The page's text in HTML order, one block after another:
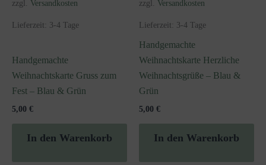
zzgl. Versandkosten
Lieferzeit: 3-4 Tage
Handgemachte
Weihnachtskarte Gruss zum
Fest – Blau & Grün
5,00 €
In den Warenkorb
zzgl. Versandkosten
Lieferzeit: 3-4 Tage
Handgemachte
Weihnachtskarte Herzliche
Weihnachtsgrüße – Blau &
Grün
5,00 €
In den Warenkorb